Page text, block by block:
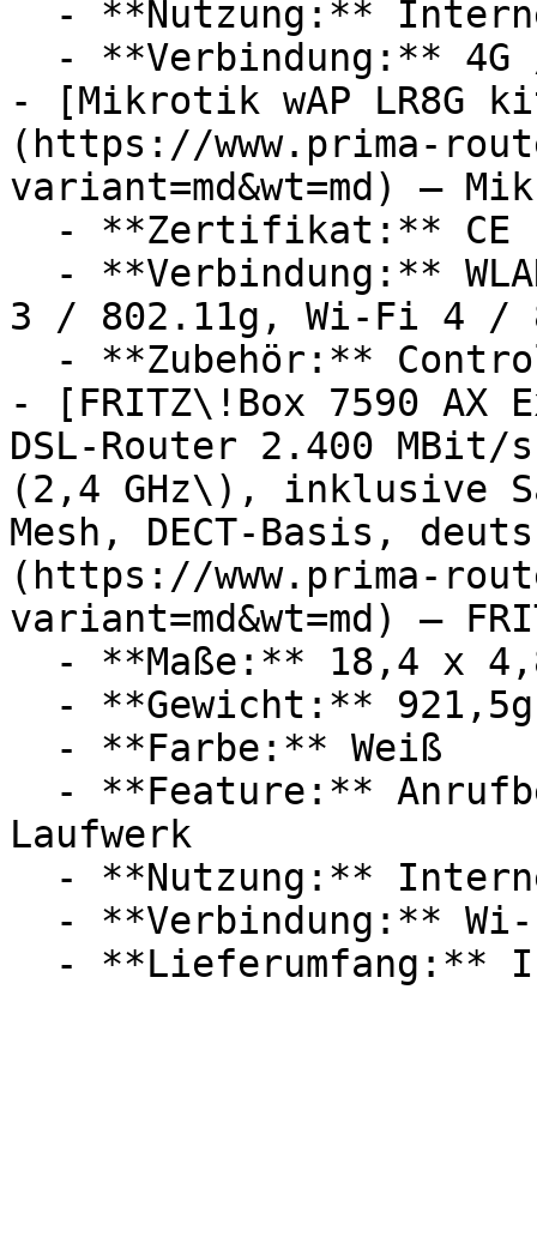
- [Mikrotik wAP LR8G
(https://www.prima-
variant=md&wt=md) —
3 / 802.11g, Wi-Fi 4 /
- [FRITZ\!Box 7590
DSL-Router 2.400
(2,4 GHz\), inklusive
Mesh, DECT-Basis,
(https://www.prima-
variant=md&wt=md) —
Laufwerk